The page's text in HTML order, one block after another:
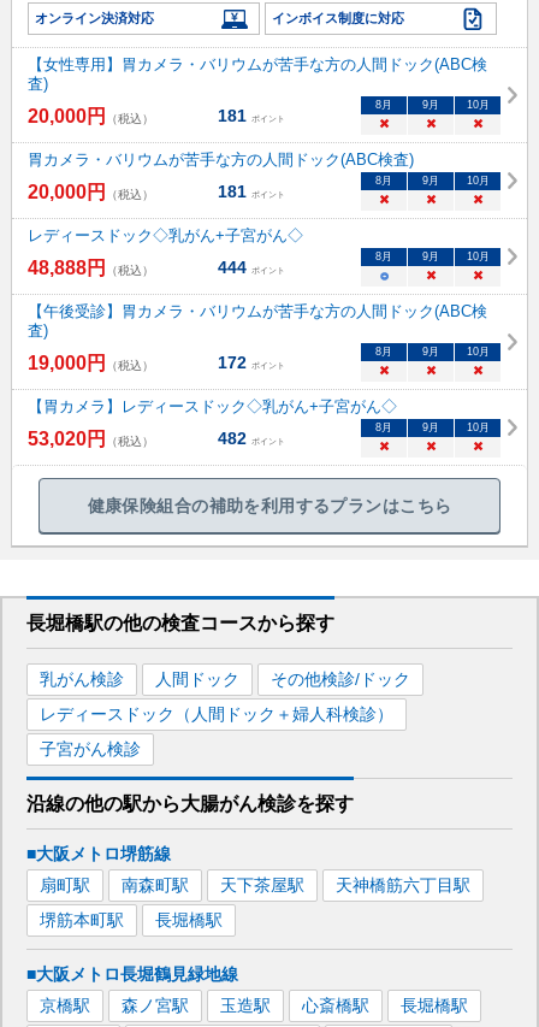
オンライン決済対応 インボイス制度に対応
【女性専用】胃カメラ・バリウムが苦手な方の人間ドック(ABC検
査)
20,000円 （税込） 181 ポイント
8月 9月 10月
× × ×
胃カメラ・バリウムが苦手な方の人間ドック(ABC検査)
20,000円 （税込） 181 ポイント
8月 9月 10月
× × ×
レディースドック◇乳がん+子宮がん◇
48,888円 （税込） 444 ポイント
8月 9月 10月
○ × ×
【午後受診】胃カメラ・バリウムが苦手な方の人間ドック(ABC検
査)
19,000円 （税込） 172 ポイント
8月 9月 10月
× × ×
【胃カメラ】レディースドック◇乳がん+子宮がん◇
53,020円 （税込） 482 ポイント
8月 9月 10月
× × ×
健康保険組合の補助を利用するプランはこちら
長堀橋駅の他の検査コースから探す
乳がん検診 人間ドック
その他検診/ドック
レディースドック（人間ドック＋婦人科検診）
子宮がん検診
沿線の他の駅から大腸がん検診を探す
■大阪メトロ堺筋線
扇町駅 南森町駅 天下茶屋駅 天神橋筋六丁目駅
堺筋本町駅 長堀橋駅
■大阪メトロ長堀鶴見緑地線
京橋駅 森ノ宮駅 玉造駅 心斎橋駅 長堀橋駅